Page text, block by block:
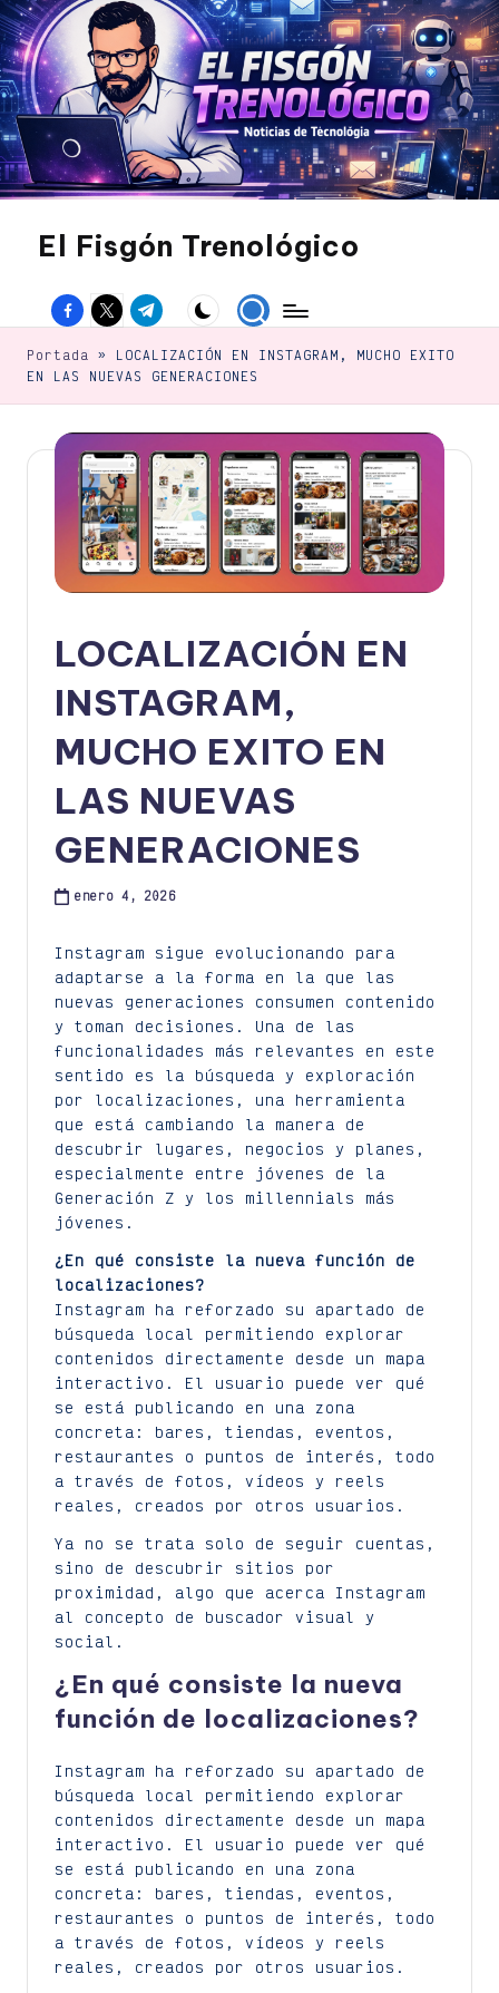
Saltar
al
contenido
El Fisgón Trenológico
sitio
noticias
tecnología
Facebook
Twitter
Canal
Telegram
Portada » LOCALIZACIÓN EN INSTAGRAM, MUCHO EXITO
EN LAS NUEVAS GENERACIONES
LOCALIZACIÓN EN
INSTAGRAM,
MUCHO EXITO EN
LAS NUEVAS
GENERACIONES
enero 4, 2026
Instagram sigue evolucionando para
adaptarse a la forma en la que las
nuevas generaciones consumen contenido
y toman decisiones. Una de las
funcionalidades más relevantes en este
sentido es la búsqueda y exploración
por localizaciones, una herramienta
que está cambiando la manera de
descubrir lugares, negocios y planes,
especialmente entre jóvenes de la
Generación Z y los millennials más
jóvenes.
¿En qué consiste la nueva función de
localizaciones?
Instagram ha reforzado su apartado de
búsqueda local permitiendo explorar
contenidos directamente desde un mapa
interactivo. El usuario puede ver qué
se está publicando en una zona
concreta: bares, tiendas, eventos,
restaurantes o puntos de interés, todo
a través de fotos, vídeos y reels
reales, creados por otros usuarios.
Ya no se trata solo de seguir cuentas,
sino de descubrir sitios por
proximidad, algo que acerca Instagram
al concepto de buscador visual y
social.
¿En qué consiste la nueva
función de localizaciones?
Instagram ha reforzado su apartado de
búsqueda local permitiendo explorar
contenidos directamente desde un mapa
interactivo. El usuario puede ver qué
se está publicando en una zona
concreta: bares, tiendas, eventos,
restaurantes o puntos de interés, todo
a través de fotos, vídeos y reels
reales, creados por otros usuarios.